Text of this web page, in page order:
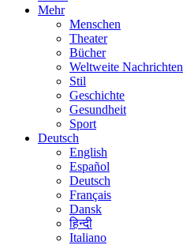
Mehr
Menschen
Theater
Bücher
Weltweite Nachrichten
Stil
Geschichte
Gesundheit
Sport
Deutsch
English
Español
Deutsch
Français
Dansk
हिन्दी
Italiano